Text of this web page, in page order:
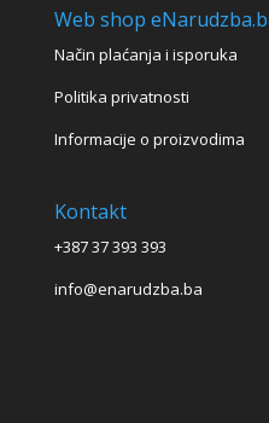
Web shop
Način plaćanja i isporuka
Politika privatnosti
Informacije o proizvodima
Kontakt
+387 37 393 393
info@enarudzba.ba